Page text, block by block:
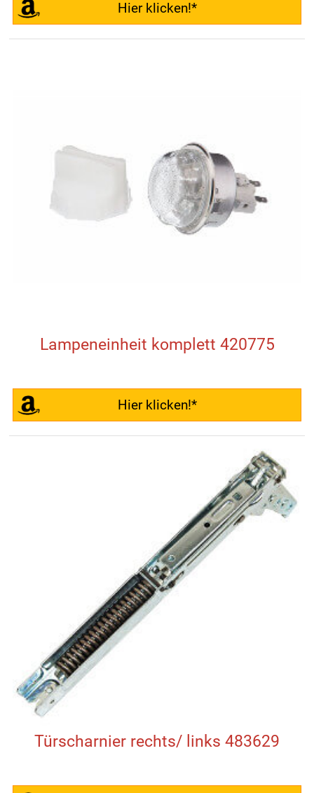
Hier klicken!*
Lampeneinheit komplett 420775
Hier klicken!*
Türscharnier rechts/ links 483629